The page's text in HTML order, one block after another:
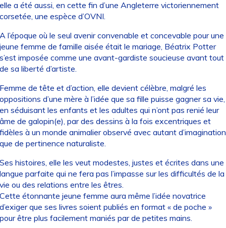
a été aussi, en cette fin d’une Angleterre victoriennement
une espèce d’OVNI.
l’époque où le seul avenir convenable et concevable pour une
femme de famille aisée était le mariage, Béatrix Potter
imposée comme une avant-gardiste soucieuse avant tout
sa liberté d’artiste.
de tête et d’action, elle devient célèbre, malgré les
d’une mère à l’idée que sa fille puisse gagner sa vie,
séduisant les enfants et les adultes qui n’ont pas renié leur
de galopin(e), par des dessins à la fois excentriques et
à un monde animalier observé avec autant d’imagination
de pertinence naturaliste.
histoires, elle les veut modestes, justes et écrites dans une
parfaite qui ne fera pas l’impasse sur les difficultés de la
ou des relations entre les êtres.
étonnante jeune femme aura même l’idée novatrice
que ses livres soient publiés en format « de poche »
être plus facilement maniés par de petites mains.